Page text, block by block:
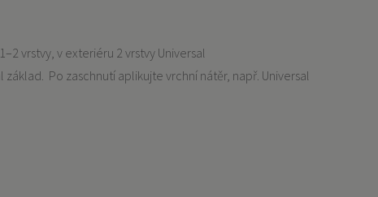
vrstvy, v exteriéru 2 vrstvy Universal
Po zaschnutí aplikujte vrchní nátěr, např. Universal